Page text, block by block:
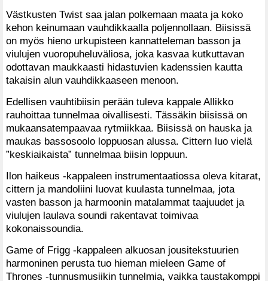
Västkusten Twist saa jalan polkemaan maata ja koko
kehon keinumaan vauhdikkaalla poljennollaan. Biisissä
on myös hieno urkupisteen kannatteleman basson ja
viulujen vuoropuheluväliosa, joka kasvaa kutkuttavan
odottavan maukkaasti hidastuvien kadenssien kautta
takaisin alun vauhdikkaaseen menoon.
Edellisen vauhtibiisin perään tuleva kappale Allikko
rauhoittaa tunnelmaa oivallisesti. Tässäkin biisissä on
mukaansatempaavaa rytmiikkaa. Biisissä on hauska ja
maukas bassosoolo loppuosan alussa. Cittern luo vielä
”keskiaikaista” tunnelmaa biisin loppuun.
Ilon haikeus -kappaleen instrumentaatiossa oleva kitarat,
cittern ja mandoliini luovat kuulasta tunnelmaa, jota
vasten basson ja harmoonin matalammat taajuudet ja
viulujen laulava soundi rakentavat toimivaa
kokonaissoundia.
Game of Frigg -kappaleen alkuosan jousitekstuurien
harmoninen perusta tuo hieman mieleen Game of
Thrones -tunnusmusiikin tunnelmia, vaikka taustakomppi